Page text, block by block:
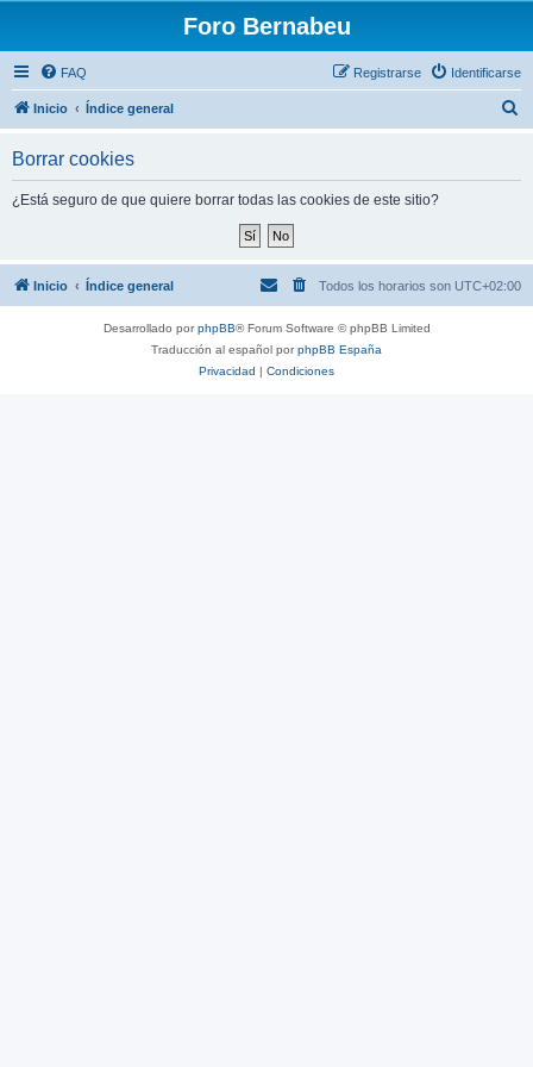
Foro Bernabeu
FAQ Identificarse
Registrarse
Inicio Índice general
Borrar cookies
¿Está seguro de que quiere borrar todas las cookies de este sitio?
Inicio Índice general Todos los horarios son UTC+02:00
Desarrollado porphpBB® Forum Software © phpBB Limited
Traducción al español porphpBB España
Privacidad | Condiciones